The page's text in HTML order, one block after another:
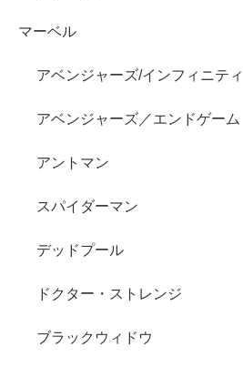
マーベル
アベンジャーズ/インフィニテ
アベンジャーズ／エンドゲーム
アントマン
スパイダーマン
デッドプール
ドクター・ストレンジ
ブラックウィドウ